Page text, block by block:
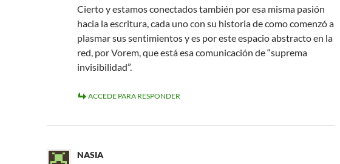
Cierto y estamos conectados también por esa misma pasión
hacia la escritura, cada uno con su historia de como comenzó a
plasmar sus sentimientos y es por este espacio abstracto en la
red, por Vorem, que está esa comunicación de “suprema
invisibilidad”.
ACCEDE PARA RESPONDER
NASIA